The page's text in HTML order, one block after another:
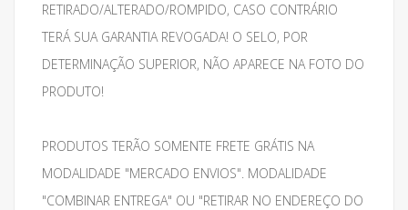
RETIRADO/ALTERADO/ROMPIDO, CASO CONTRÁRIO
TERÁ SUA GARANTIA REVOGADA! O SELO, POR
DETERMINAÇÃO SUPERIOR, NÃO APARECE NA FOTO DO
PRODUTO!
PRODUTOS TERÃO SOMENTE FRETE GRÁTIS NA
MODALIDADE "MERCADO ENVIOS". MODALIDADE
"COMBINAR ENTREGA" OU "RETIRAR NO ENDEREÇO DO